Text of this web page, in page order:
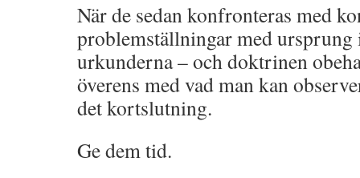
När de sedan konfronteras med
problemställningar med ursprung
urkunderna – och doktrinen
överens med vad man kan
det kortslutning.
Ge dem tid.